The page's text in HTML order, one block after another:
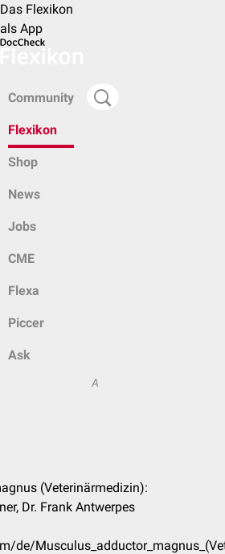
Das Flexikon
als App
Community
Flexikon
Shop
News
Jobs
CME
Flexa
Piccer
Ask
A
(Veterinärmedizin):
Dr. Frank Antwerpes
de/